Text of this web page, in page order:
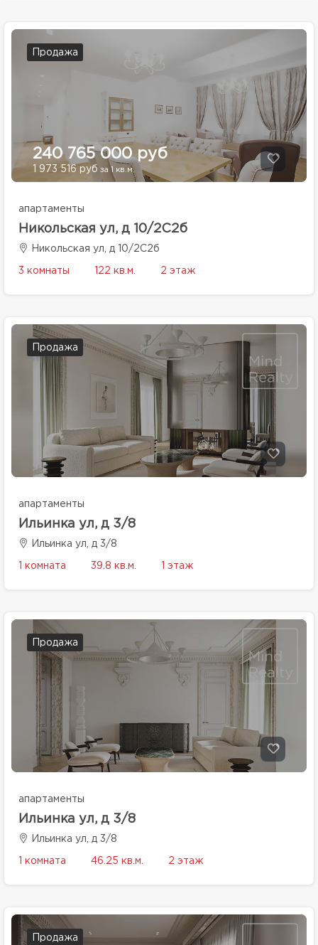
Продажа
240 765 000 руб
1 973 516 руб за 1 кв.м.
апартаменты
Никольская ул, д 10/2С2б
Никольская ул, д 10/2С2б
3 комнаты 122 кв.м. 2 этаж
Продажа
апартаменты
Ильинка ул, д 3/8
Ильинка ул, д 3/8
1 комната 39.8 кв.м. 1 этаж
Продажа
апартаменты
Ильинка ул, д 3/8
Ильинка ул, д 3/8
1 комната 46.25 кв.м. 2 этаж
Продажа